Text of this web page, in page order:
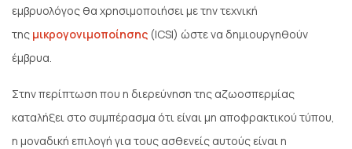
εμβρυολόγος θα χρησιμοποιήσει με την τεχνική
της μικρογονιμοποίησης (ICSI) ώστε να δημιουργηθούν
έμβρυα.
Στην περίπτωση που η διερεύνηση της αζωοσπερμίας
καταλήξει στο συμπέρασμα ότι είναι μη αποφρακτικού τύπου,
η μοναδική επιλογή για τους ασθενείς αυτούς είναι η